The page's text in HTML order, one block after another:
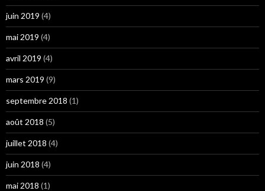
juin 2019 (4)
mai 2019 (4)
avril 2019 (4)
mars 2019 (9)
septembre 2018 (1)
août 2018 (5)
juillet 2018 (4)
juin 2018 (4)
mai 2018 (1)